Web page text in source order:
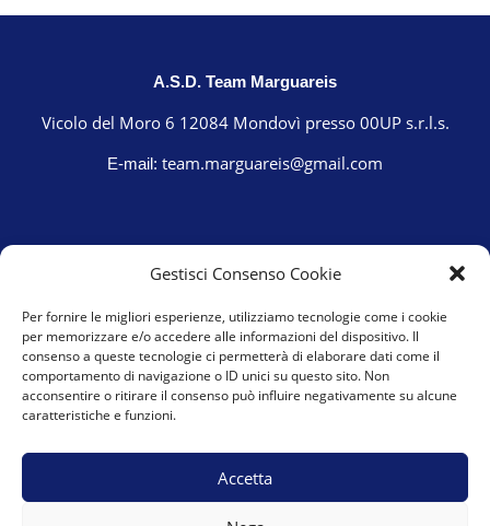
Gestisci Consenso Cookie
Per fornire le migliori esperienze, utilizziamo tecnologie come i cookie
per memorizzare e/o accedere alle informazioni del dispositivo. Il
consenso a queste tecnologie ci permetterà di elaborare dati come il
comportamento di navigazione o ID unici su questo sito. Non
acconsentire o ritirare il consenso può influire negativamente su alcune
caratteristiche e funzioni.
Accetta
A.S.D. Team Marguareis
Vicolo del Moro 6 12084 Mondovì presso 00UP s.r.l.s.
E-mail: team.marguareis@gmail.com
Privacy Policy